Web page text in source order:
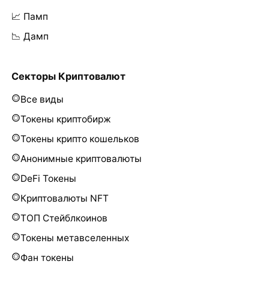
📈 Памп
📉 Дамп
Секторы Криптовалют
Все виды
Токены криптобирж
Токены крипто кошельков
Анонимные криптовалюты
DeFi Токены
Криптовалюты NFT
ТОП Стейблкоинов
Токены метавселенных
Фан токены